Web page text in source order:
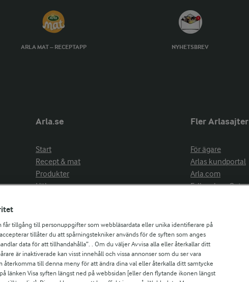
ARLA MAT – RECEPTAPP NYHETSBREV
Arla.se
Start
Recept & mat
Produkter
Hälsa
Aktuellt
Om Arla
Nyheter & press
Jobb & karriär
Kontakta oss
Fler Arlasajter
För ägare
Arlas kundportal
Arla.com
Falbygdens Ost
får tillgång till personuppgifter som webbläsardata eller unika identifierare på
tillåter du att spårningstekniker används för de syften som anges
data för att tillhandahålla”. . Om du väljer Avvisa alla eller återkallar ditt
är inaktiverade kan visst innehåll och vissa annonser som du ser vara
återkomma till denna meny för att ändra dina val eller återkalla ditt samtycke
länken Visa syften längst ned på webbsidan [eller den flytande ikonen längst